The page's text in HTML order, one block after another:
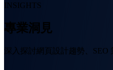
INSIGHTS
專業洞見
深入探討網頁設計趨勢、SEO